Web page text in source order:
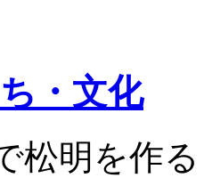
・文化
で松明を